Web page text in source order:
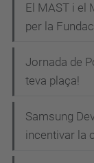
El MAST i el
per la
Jornada de
teva plaça!
Samsung
incentivar la